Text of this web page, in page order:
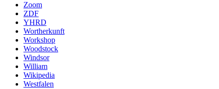
Zoom
ZDF
YHRD
Wortherkunft
Workshop
Woodstock
Windsor
William
Wikipedia
Westfalen